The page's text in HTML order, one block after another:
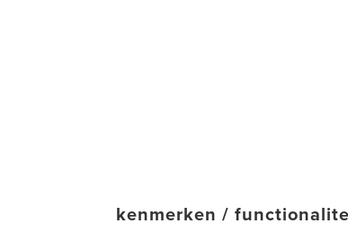
kenmerken /